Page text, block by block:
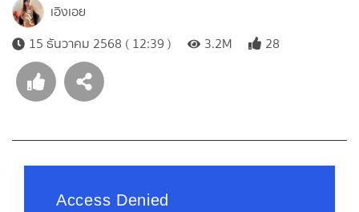
เอิงเอย
15 ธันวาคม 2568 ( 12:39 )
3.2M 28